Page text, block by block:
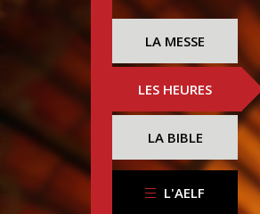
LA MESSE
LES HEURES
LA BIBLE
L'AELF